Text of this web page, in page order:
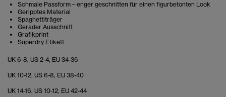
Schmale Passform – enger geschnitten für einen figurbetonten Look
Geripptes Material
Spaghettiträger
Gerader Ausschnitt
Grafikprint
Superdry Etikett
UK 6-8, US 2-4, EU 34-36
UK 10-12, US 6-8, EU 38-40
UK 14-16, US 10-12, EU 42-44